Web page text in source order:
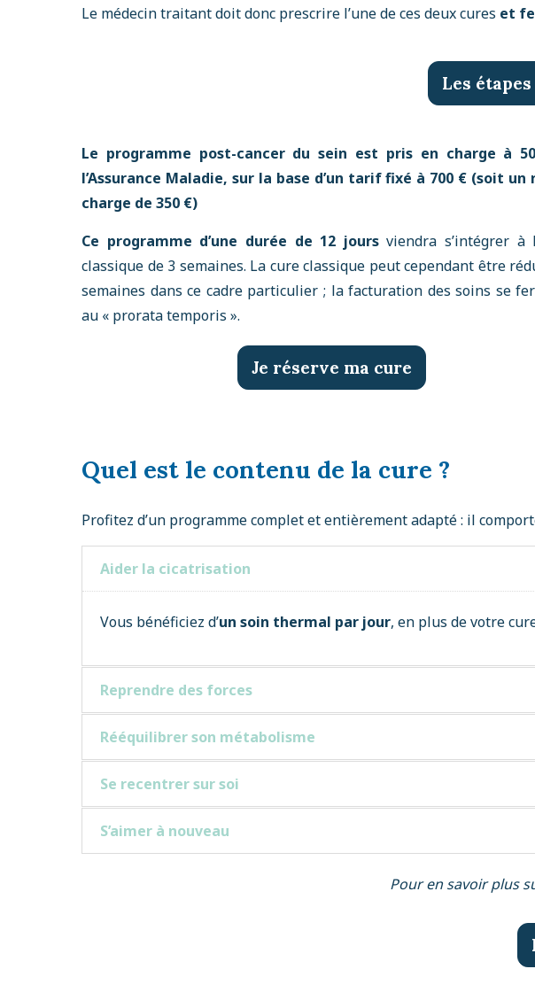
Le médecin traitant doit donc prescrire l’une de ces deux cures et
Les
Le programme post-cancer du sein est pris en charge à
l’Assurance Maladie, sur la base d’un tarif fixé à 700 € (soit un
charge de 350 €)
Ce programme d’une durée de 12 joursviendra s’intégrer à
classique de 3 semaines. La cure classique peut cependant être
semaines dans ce cadre particulier ; la facturation des soins se
au « prorata temporis ».
Je réserve ma cure
Quel est le contenu de la cure ?
Profitez d’un programme complet et entièrement adapté : il
Aider la cicatrisation
Vous bénéficiez d’un soin thermal par jour, en plus de votre
Reprendre des forces
Rééquilibrer son métabolisme
Se recentrer sur soi
S’aimer à nouveau
Pour en savoir plus